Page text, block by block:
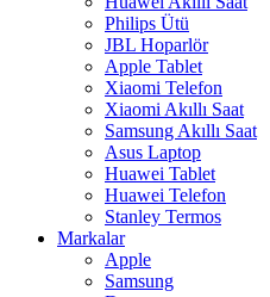
Philips Ütü
JBL Hoparlör
Apple Tablet
Xiaomi Telefon
Xiaomi Akıllı Saat
Samsung Akıllı Saat
Asus Laptop
Huawei Tablet
Huawei Telefon
Stanley Termos
Markalar
Apple
Samsung